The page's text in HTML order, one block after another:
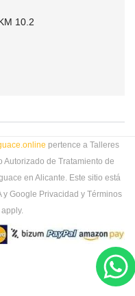
10.2
pertence a Talleres
Autorizado de Tratamiento de
en Alicante. Este sitio está
y Google Privacidad y Términos
apply.